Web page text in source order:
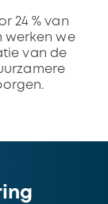
24 % van
werken we
van de